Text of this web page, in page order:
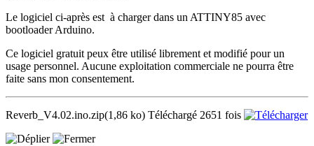
Le logiciel ci-après est à charger dans un ATTINY85 avec
bootloader Arduino.
Ce logiciel gratuit peux être utilisé librement et modifié pour un
usage personnel. Aucune exploitation commerciale ne pourra être
faite sans mon consentement.
Reverb_V4.02.ino.zip(1,86 ko) Téléchargé 2651 fois